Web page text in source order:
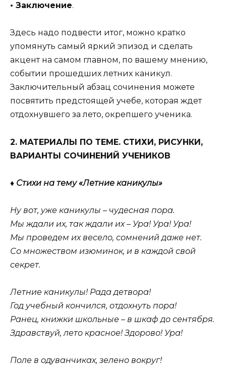
• Заключение.
Здесь надо подвести итог, можно кратко
упомянуть самый яркий эпизод и сделать
акцент на самом главном, по вашему мнению,
событии прошедших летних каникул.
Заключительный абзац сочинения можете
посвятить предстоящей учебе, которая ждет
отдохнувшего за лето, окрепшего ученика.
2. МАТЕРИАЛЫ ПО ТЕМЕ. СТИХИ, РИСУНКИ,
ВАРИАНТЫ СОЧИНЕНИЙ УЧЕНИКОВ
♦ Стихи на тему «Летние каникулы»
Ну вот, уже каникулы – чудесная пора.
Мы ждали их, так ждали их – Ура! Ура! Ура!
Мы проведем их весело, сомнений даже нет.
Со множеством изюминок, и в каждой свой
секрет.
Летние каникулы! Рада детвора!
Год учебный кончился, отдохнуть пора!
Ранец, книжки школьные – в шкаф до сентября.
Здравствуй, лето красное! Здорово! Ура!
Поле в одуванчиках, зелено вокруг!